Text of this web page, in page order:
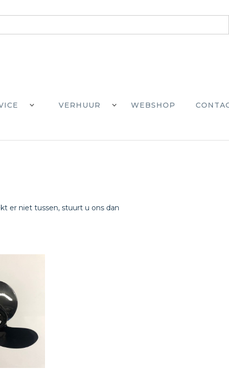
VERHUUR WEBSHOP
er niet tussen, stuurt u ons dan